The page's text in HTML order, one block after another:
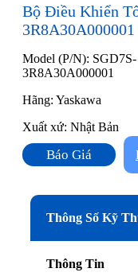
Bộ Điều Khiển
3R8A30A000001
Model (P/N): SGD7S-
3R8A30A000001
Hãng: Yaskawa
Xuất xứ: Nhật Bản
Báo Giá
Thông Số Kỹ
Thông Tin